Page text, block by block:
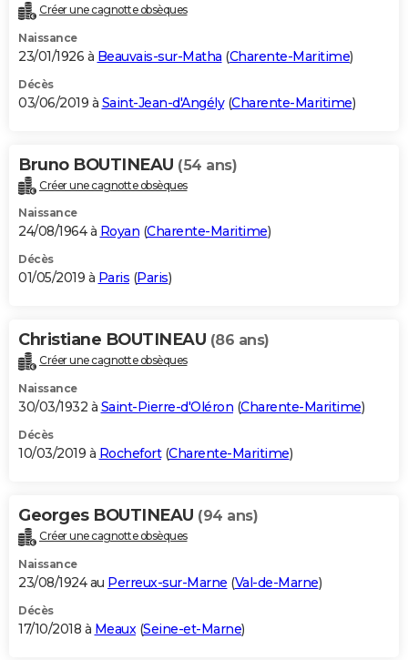
Créer une cagnotte obsèques
Naissance
23/01/1926 à Beauvais-sur-Matha (Charente-Maritime)
Décès
03/06/2019 à Saint-Jean-d'Angély(Charente-Maritime)
Bruno BOUTINEAU (54 ans)
Créer une cagnotte obsèques
Naissance
24/08/1964 à Royan (Charente-Maritime)
Décès
01/05/2019 à Paris (Paris)
Christiane BOUTINEAU (86 ans)
Créer une cagnotte obsèques
Naissance
30/03/1932 à Saint-Pierre-d'Oléron (Charente-Maritime)
Décès
10/03/2019 à Rochefort(Charente-Maritime)
Georges BOUTINEAU (94 ans)
Créer une cagnotte obsèques
Naissance
23/08/1924 au Perreux-sur-Marne (Val-de-Marne)
Décès
17/10/2018 à Meaux(Seine-et-Marne)